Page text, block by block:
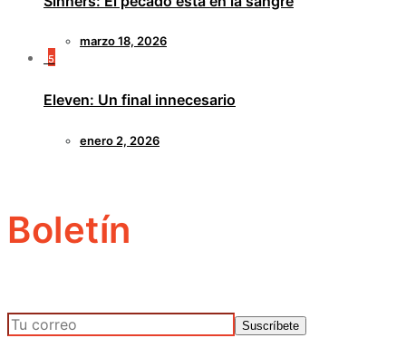
marzo 18, 2026
5
Eleven: Un final innecesario
enero 2, 2026
Boletín